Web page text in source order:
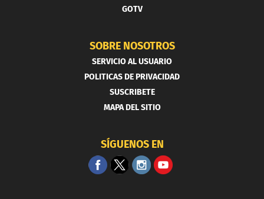
GOTV
SOBRE NOSOTROS
SERVICIO AL USUARIO
POLITICAS DE PRIVACIDAD
SUSCRIBETE
MAPA DEL SITIO
SÍGUENOS EN